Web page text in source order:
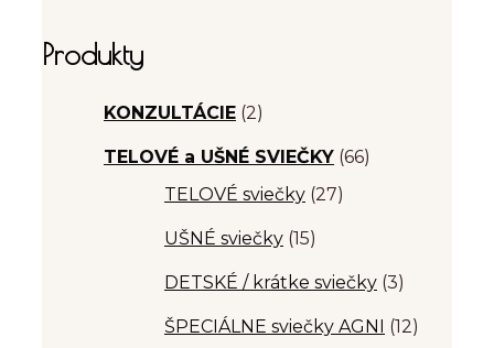
Produkty
KONZULTÁCIE (2)
TELOVÉ a UŠNÉ SVIEČKY (66)
TELOVÉ sviečky (27)
UŠNÉ sviečky (15)
DETSKÉ / krátke sviečky (3)
ŠPECIÁLNE sviečky AGNI (12)